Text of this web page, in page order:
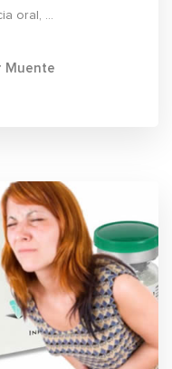
oral, ...
Muente